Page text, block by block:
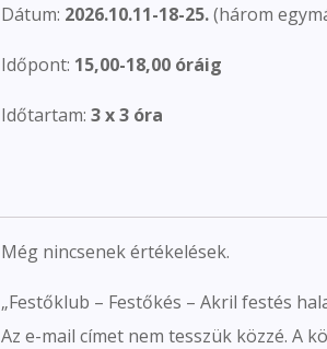
Dátum: 2026.10.11-18-25.(három
Időpont: 15,00-18,00 óráig
Időtartam: 3 x 3 óra
Még nincsenek értékelések.
„Festőklub – Festőkés – Akril festés
Az e-mail címet nem tesszük közzé. A